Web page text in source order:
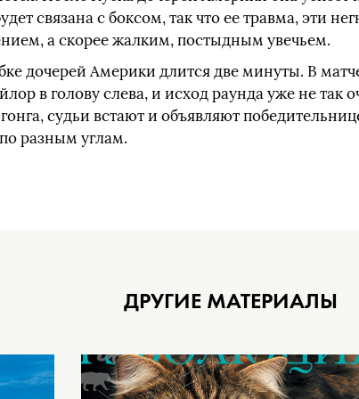
связана с боксом, так что ее травма, эти
а скорее жалким, постыдным увечьем.
дочерей Америки длится две минуты. В
в голову слева, и исход раунда уже не так
судьи встают и объявляют
разным углам.
ДРУГИЕ МАТЕРИАЛЫ